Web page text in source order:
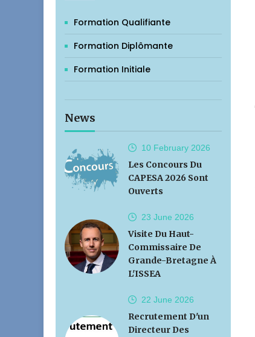
Formation Qualifiante
Formation Diplômante
Formation Initiale
News
10 February 2026
Les Concours Du
CAPESA 2026 Sont
Ouverts
23 June 2026
Visite Du Haut-
Commissaire De
Grande-Bretagne À
L'ISSEA
22 June 2026
Recrutement D'un
Directeur Des